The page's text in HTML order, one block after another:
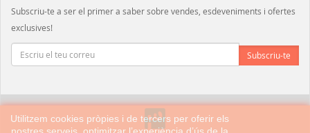
Subscriu-te a ser el primer a saber sobre vendes, esdeveniments i ofertes
exclusives!
Utilitzem cookies pròpies i de tercers per oferir els